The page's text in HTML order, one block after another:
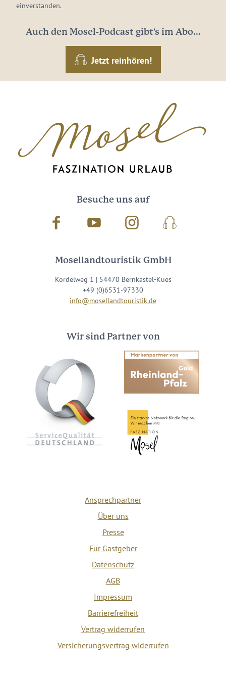
einverstanden.
Auch den Mosel-Podcast gibt's im Abo...
Jetzt reinhören!
Besuche uns auf
Facebook Youtube InstagramPodcast
Mosellandtouristik GmbH
Kordelweg 1 | 54470 Bernkastel-Kues
+49 (0)6531-97330
info@mosellandtouristik.de
Wir sind Partner von
Ansprechpartner
Über uns
Presse
Für Gastgeber
Datenschutz
AGB
Impressum
Barrierefreiheit
Vertrag widerrufen
Versicherungsvertrag widerrufen